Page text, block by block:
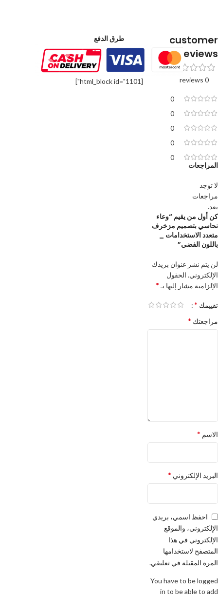
customer
reviews
0 reviews
0
0
0
0
0
المراجعات
لا توجد
مراجعات
بعد.
كن أول من يقيم “وعاء
نحاسي بتصميم مزخرف
متعدد الاستخدامات _
باللون الفضي”
لن يتم نشر عنوان بريدك
الإلكتروني. الحقول
الإلزامية مشار إليها بـ *
تقييمك *
مراجعتك *
الاسم *
البريد الإلكتروني *
احفظ اسمي، بريدي
الإلكتروني، والموقع
الإلكتروني في هذا
المتصفح لاستخدامها
المرة المقبلة في تعليقي.
You have to be logged
in to be able to add
طرق الدفع
[html_block id="1101"]